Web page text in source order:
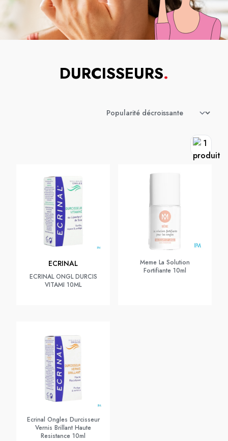
DURCISSEURS.
ECRINAL
ECRINAL ONGL DURCIS
VITAMI 10ML
Meme La Solution
Fortifiante 10ml
Ecrinal Ongles Durcisseur
Vernis Brillant Haute
Resistance 10ml